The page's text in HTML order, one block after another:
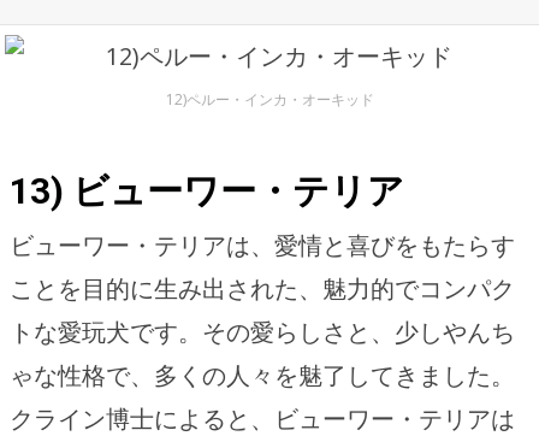
12)ペルー・インカ・オーキッド
13) ビューワー・テリア
ビューワー・テリアは、愛情と喜びをもたらす
ことを目的に生み出された、魅力的でコンパク
トな愛玩犬です。その愛らしさと、少しやんち
ゃな性格で、多くの人々を魅了してきました。
クライン博士によると、ビューワー・テリアは